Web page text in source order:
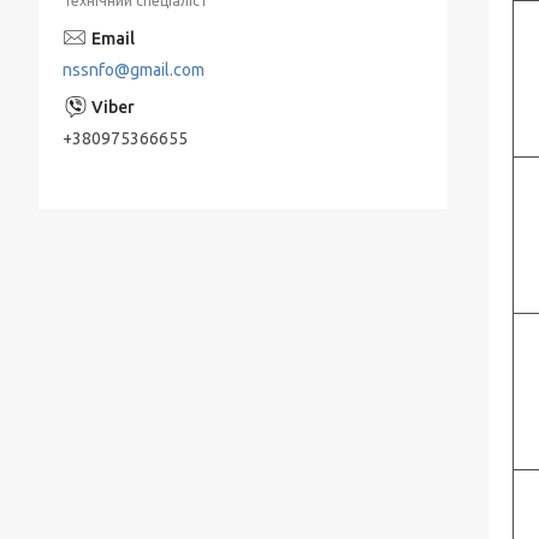
Занурювальні насоси ЕЦВ
Живильні насоси ПЕ
типу для нафтопродуктів
nssnfo@gmail.com
+380975366655